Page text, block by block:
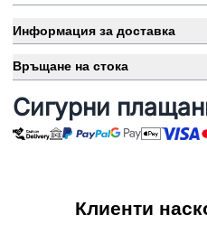
Информация за доставка
Връщане на стока
Сигурни
Клиенти